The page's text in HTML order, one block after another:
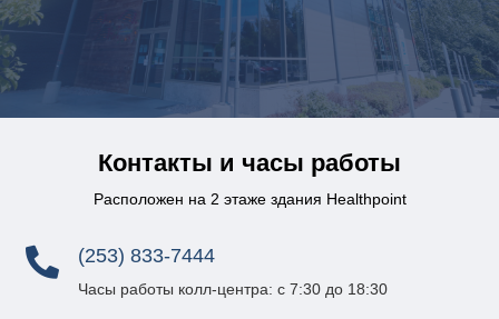
Контакты и часы работы
Расположен на 2 этаже здания Healthpoint
 (253) 833-7444
Часы работы колл-центра: с 7:30 до 18:30